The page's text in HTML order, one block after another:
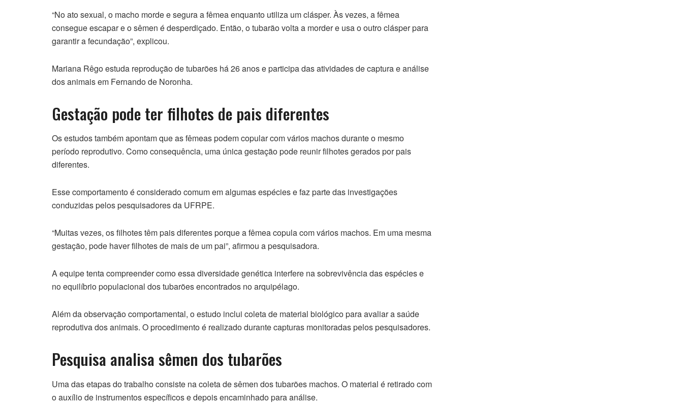
“No ato sexual, o macho morde e segura a fêmea enquanto utiliza um clásper. Às vezes, a fêmea
consegue escapar e o sêmen é desperdiçado. Então, o tubarão volta a morder e usa o outro clásper para
garantir a fecundação”, explicou.
Mariana Rêgo estuda reprodução de tubarões há 26 anos e participa das atividades de captura e análise
dos animais em Fernando de Noronha.
Gestação pode ter filhotes de pais diferentes
Os estudos também apontam que as fêmeas podem copular com vários machos durante o mesmo
período reprodutivo. Como consequência, uma única gestação pode reunir filhotes gerados por pais
diferentes.
Esse comportamento é considerado comum em algumas espécies e faz parte das investigações
conduzidas pelos pesquisadores da UFRPE.
“Muitas vezes, os filhotes têm pais diferentes porque a fêmea copula com vários machos. Em uma mesma
gestação, pode haver filhotes de mais de um pai”, afirmou a pesquisadora.
A equipe tenta compreender como essa diversidade genética interfere na sobrevivência das espécies e
no equilíbrio populacional dos tubarões encontrados no arquipélago.
Além da observação comportamental, o estudo inclui coleta de material biológico para avaliar a saúde
reprodutiva dos animais. O procedimento é realizado durante capturas monitoradas pelos pesquisadores.
Pesquisa analisa sêmen dos tubarões
Uma das etapas do trabalho consiste na coleta de sêmen dos tubarões machos. O material é retirado com
o auxílio de instrumentos específicos e depois encaminhado para análise.